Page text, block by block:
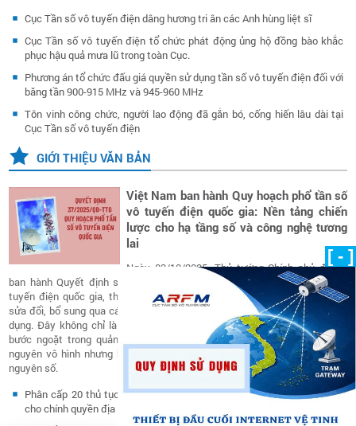
Cục Tần số vô tuyến điện dâng hương tri ân các Anh hùng liệt sĩ
Cục Tần số vô tuyến điện tổ chức phát động ủng hộ đồng bào khắc
phục hậu quả mưa lũ trong toàn Cục.
Phương án tổ chức đấu giá quyền sử dụng tần số vô tuyến điện đối với
băng tần 900-915 MHz và 945-960 MHz
Tôn vinh công chức, người lao động đã gắn bó, cống hiến lâu dài tại
Cục Tần số vô tuyến điện
GIỚI THIỆU VĂN BẢN
Việt Nam ban hành Quy hoạch phổ tần số
vô tuyến điện quốc gia: Nền tảng chiến
lược cho hạ tầng số và công nghệ tương
lai
Ngày 03/10/2025, Thủ tướng Chính phủ đã ký
ban hành Quyết định số 37/2025/QĐ-TTg về Quy hoạch phổ tần số vô
tuyến điện quốc gia, thay thế Quyết định số 71/2013/QĐ-TTg (đã được
sửa đổi, bổ sung qua các năm 2017, 2021, 2024) sau hơn một thập kỷ áp
dụng. Đây không chỉ là một văn bản kỹ thuật chuyên ngành, mà còn là
bước ngoặt trong quản lý và khai thác tài nguyên tần số – nguồn tài
nguyên vô hình nhưng hữu hạn, có giá trị chiến lược hàng đầu trong kỷ
nguyên số.
Phân cấp 20 thủ tục hành chính thuộc lĩnh vực tần số vô tuyến điện
cho chính quyền địa phương thực hiện từ ngày 01/7/2025
[ - ]